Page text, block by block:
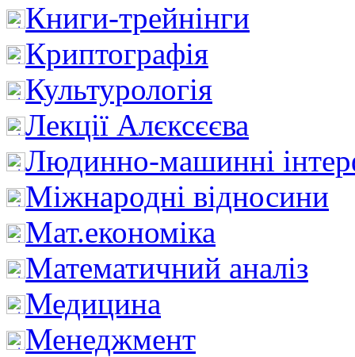
Книги-трейнінги
Криптографія
Культурологія
Лекції Алєксєєва
Людинно-машинні
Міжнародні відносини
Мат.економіка
Математичний аналіз
Медицина
Менеджмент